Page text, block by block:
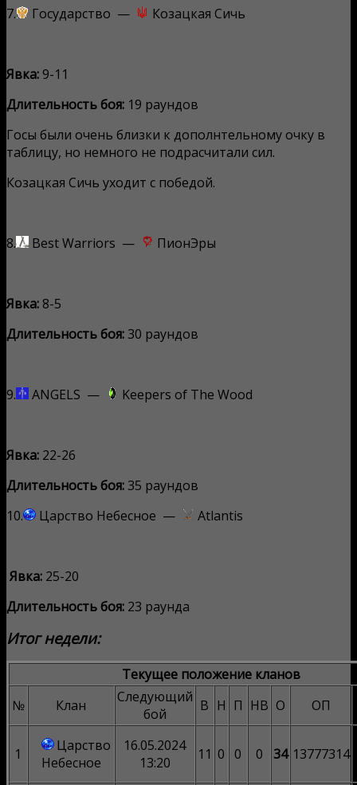
7. Государство — Козацкая Сичь
Явка:9-11
Длительность боя: 19 раундов
Госы были очень близки к дополнтельному очку в
таблицу, но немного не подрасчитали сил.
Козацкая Сичь уходит с победой.
8. Best Warriors — ПионЭры
Явка: 8-5
Длительность боя:30 раундов
9. ANGELS — Keepers of The Wood
Явка: 22-26
Длительность боя:35 раундов
10.
Царство Небесное — Atlantis
Явка: 25-20
Длительность боя: 23 раунда
Итог недели:
Текущее положение кланов
№
Клан
Следующий
бой
В Н П НВ О ОП
1
Царство
Небесное
16.05.2024
13:20
11 0 0 0 34 13777314